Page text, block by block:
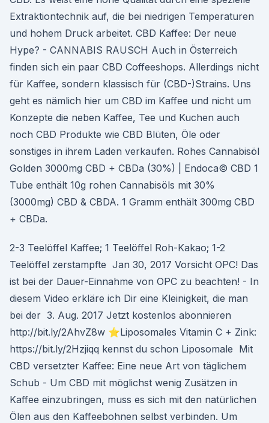
Extraktiontechnik auf, die bei niedrigen Temperaturen
und hohem Druck arbeitet. CBD Kaffee: Der neue
Hype? - CANNABIS RAUSCH Auch in Österreich
finden sich ein paar CBD Coffeeshops. Allerdings nicht
für Kaffee, sondern klassisch für (CBD-)Strains. Uns
geht es nämlich hier um CBD im Kaffee und nicht um
Konzepte die neben Kaffee, Tee und Kuchen auch
noch CBD Produkte wie CBD Blüten, Öle oder
sonstiges in ihrem Laden verkaufen. Rohes Cannabisöl
Golden 3000mg CBD + CBDa (30%) | Endoca© CBD 1
Tube enthält 10g rohen Cannabisöls mit 30%
(3000mg) CBD & CBDA. 1 Gramm enthält 300mg CBD
+ CBDa.
2-3 Teelöffel Kaffee; 1 Teelöffel Roh-Kakao; 1-2
Teelöffel zerstampfte Jan 30, 2017 Vorsicht OPC! Das
ist bei der Dauer-Einnahme von OPC zu beachten! - In
diesem Video erkläre ich Dir eine Kleinigkeit, die man
bei der 3. Aug. 2017 Jetzt kostenlos abonnieren
http://bit.ly/2AhvZ8w ⭐Liposomales Vitamin C + Zink:
https://bit.ly/2Hzjiqq kennst du schon Liposomale Mit
CBD versetzter Kaffee: Eine neue Art von täglichem
Schub - Um CBD mit möglichst wenig Zusätzen in
Kaffee einzubringen, muss es sich mit den natürlichen
Ölen aus den Kaffeebohnen selbst verbinden. Um